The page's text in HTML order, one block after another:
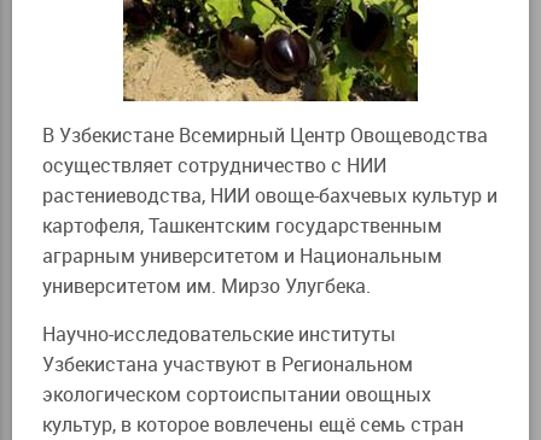
В Узбекистане Всемирный Центр Овощеводства
осуществляет сотрудничество с НИИ
растениеводства, НИИ овоще-бахчевых культур и
картофеля, Ташкентским государственным
аграрным университетом и Национальным
университетом им. Мирзо Улугбека.
Научно-исследовательские институты
Узбекистана участвуют в Региональном
экологическом сортоиспытании овощных
культур, в которое вовлечены ещё семь стран